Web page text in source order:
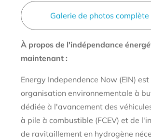
Galerie de photos complète
À propos de l'indépendance
maintenant :
Energy Independence Now (EIN)
organisation environnementale à
dédiée à l'avancement des
à pile à combustible (FCEV) et de
de ravitaillement en hydrogène